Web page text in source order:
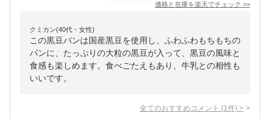
価格と在庫を楽天でチェック >>
クミカン(40代・女性)
この黒豆パンは国産黒豆を使用し、ふわふわもちもちの
パンに、たっぷりの大粒の黒豆が入って、黒豆の風味と
食感も楽しめます。食べごたえもあり、牛乳との相性も
いいです。
全てのおすすめコメント (1 件) >